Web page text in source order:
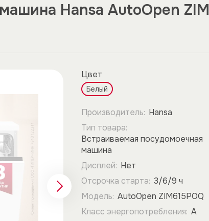
Hansa AutoOpen
Цвет
Белый
Производитель: Hansa
Тип товара:
Встраиваемая посудомоечная
машина
Дисплей: Нет
Отсрочка старта: 3/6/9 ч
Модель: AutoOpen ZIM615POQ
Класс энергопотребления: А